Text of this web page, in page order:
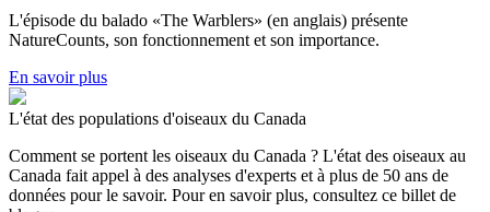
L'épisode du balado «The Warblers» (en anglais) présente
NatureCounts, son fonctionnement et son importance.
En savoir plus
L'état des populations d'oiseaux du Canada
Comment se portent les oiseaux du Canada ? L'état des oiseaux au
Canada fait appel à des analyses d'experts et à plus de 50 ans de
données pour le savoir. Pour en savoir plus, consultez ce billet de